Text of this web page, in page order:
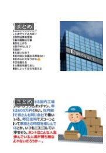
まとめ
まとめ